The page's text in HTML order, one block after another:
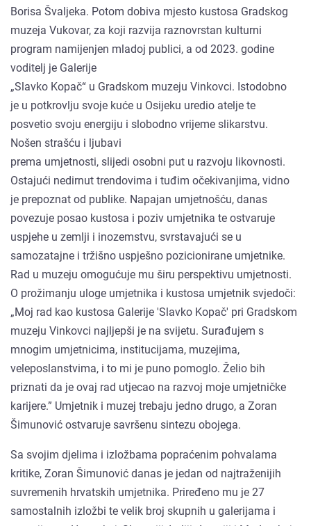
Borisa Švaljeka. Potom dobiva mjesto kustosa Gradskog
muzeja Vukovar, za koji razvija raznovrstan kulturni
program namijenjen mladoj publici, a od 2023. godine
voditelj je Galerije
„Slavko Kopač“ u Gradskom muzeju Vinkovci. Istodobno
je u potkrovlju svoje kuće u Osijeku uredio atelje te
posvetio svoju energiju i slobodno vrijeme slikarstvu.
Nošen strašću i ljubavi
prema umjetnosti, slijedi osobni put u razvoju likovnosti.
Ostajući nedirnut trendovima i tuđim očekivanjima, vidno
je prepoznat od publike. Napajan umjetnošću, danas
povezuje posao kustosa i poziv umjetnika te ostvaruje
uspjehe u zemlji i inozemstvu, svrstavajući se u
samozatajne i tržišno uspješno pozicionirane umjetnike.
Rad u muzeju omogućuje mu širu perspektivu umjetnosti.
O prožimanju uloge umjetnika i kustosa umjetnik svjedoči:
„Moj rad kao kustosa Galerije 'Slavko Kopač' pri Gradskom
muzeju Vinkovci najljepši je na svijetu. Surađujem s
mnogim umjetnicima, institucijama, muzejima,
veleposlanstvima, i to mi je puno pomoglo. Želio bih
priznati da je ovaj rad utjecao na razvoj moje umjetničke
karijere.” Umjetnik i muzej trebaju jedno drugo, a Zoran
Šimunović ostvaruje savršenu sintezu obojega.
Sa svojim djelima i izložbama popraćenim pohvalama
kritike, Zoran Šimunović danas je jedan od najtraženijih
suvremenih hrvatskih umjetnika. Priređeno mu je 27
samostalnih izložbi te velik broj skupnih u galerijama i